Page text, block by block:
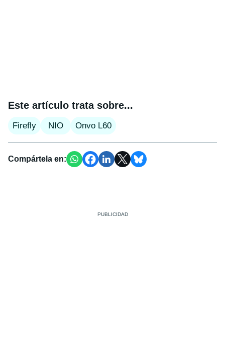
Este artículo trata sobre...
Firefly NIO Onvo L60
Compártela en: